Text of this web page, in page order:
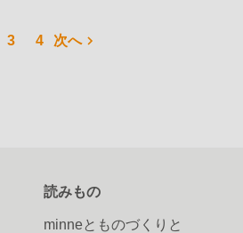
3 4 次へ
読みもの
minneとものづくりと